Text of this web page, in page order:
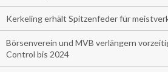
Kerkeling erhält Spitzenfeder für
Börsenverein und MVB verlängern
Control bis 2024